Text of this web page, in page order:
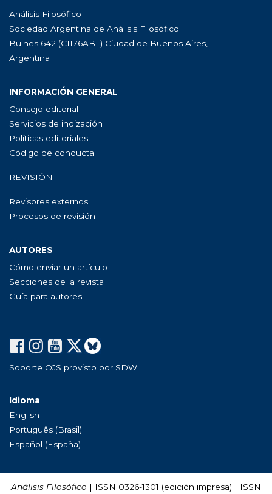
Análisis Filosófico
Sociedad Argentina de Análisis Filosófico
Bulnes 642 (C1176ABL) Ciudad de Buenos Aires,
Argentina
INFORMACIÓN GENERAL
Consejo editorial
Servicios de indización
Políticas editoriales
Código de conducta
REVISIÓN
Revisores externos
Procesos de revisión
AUTORES
Cómo enviar un artículo
Secciones de la revista
Guía para autores
Soporte OJS provisto por SDW
Idioma
English
Português (Brasil)
Español (España)
Análisis Filosófico | ISSN 0326-1301 (edición impresa) | ISSN